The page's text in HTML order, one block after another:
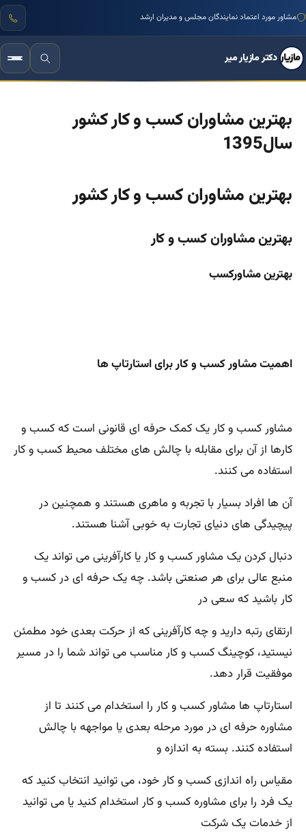
مشاور مورد اعتماد نمایندگان مجلس و مدیران ارشد
دکتر مازیار میر
بهترین مشاوران کسب و کار کشور
سال1395
بهترین مشاوران کسب و کار کشور
بهترین مشاوران کسب و کار
بهترین مشاورکسب
اهمیت مشاور کسب و کار برای استارتاپ ها
مشاور کسب و کار یک کمک حرفه ای قانونی است که کسب و
کارها از آن برای مقابله با چالش های مختلف محیط کسب و کار
استفاده می کنند.
آن ها افراد بسیار با تجربه و ماهری هستند و همچنین در
پیچیدگی های دنیای تجارت به خوبی آشنا هستند.
دنبال کردن یک مشاور کسب و کار یا کارآفرینی می تواند یک
منبع عالی برای هر صنعتی باشد. چه یک حرفه ای در کسب و
کار باشید که سعی در
ارتقای رتبه دارید و چه کارآفرینی که از حرکت بعدی خود مطمئن
نیستید، کوچینگ کسب و کار مناسب می تواند شما را در مسیر
موفقیت قرار دهد.
استارتاپ ها مشاور کسب و کار را استخدام می کنند تا از
مشاوره حرفه ای در مورد مرحله بعدی یا مواجهه با چالش
استفاده کنند. بسته به اندازه و
مقیاس راه اندازی کسب و کار خود، می توانید انتخاب کنید که
یک فرد را برای مشاوره کسب و کار استخدام کنید یا می توانید
از خدمات یک شرکت